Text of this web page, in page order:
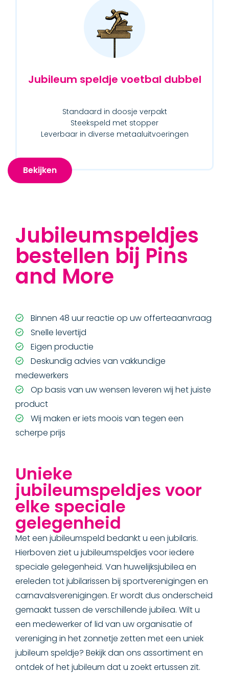
Jubileum speldje voetbal dubbel
Standaard in doosje verpakt
Steekspeld met stopper
Leverbaar in diverse metaaluitvoeringen
Bekijken
Jubileumspeldjes
bestellen bij Pins
and More
Binnen 48 uur reactie op uw offerteaanvraag
Snelle levertijd
Eigen productie
Deskundig advies van vakkundige
medewerkers
Op basis van uw wensen leveren wij het juiste
product
Wij maken er iets moois van tegen een
scherpe prijs
Unieke
jubileumspeldjes voor
elke speciale
gelegenheid
Met een jubileumspeld bedankt u een jubilaris.
Hierboven ziet u jubileumspeldjes voor iedere
speciale gelegenheid. Van huwelijksjubilea en
ereleden tot jubilarissen bij sportverenigingen en
carnavalsverenigingen. Er wordt dus onderscheid
gemaakt tussen de verschillende jubilea. Wilt u
een medewerker of lid van uw organisatie of
vereniging in het zonnetje zetten met een uniek
jubileum speldje? Bekijk dan ons assortiment en
ontdek of het jubileum dat u zoekt ertussen zit.